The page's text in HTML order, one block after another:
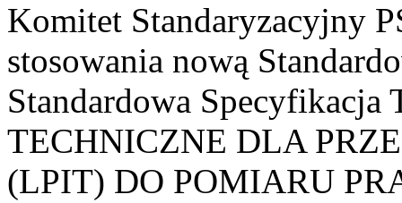
Komitet Standaryzacyjny
stosowania nową
Standardowa
TECHNICZNE DLA
(LPIT) DO POMIARU